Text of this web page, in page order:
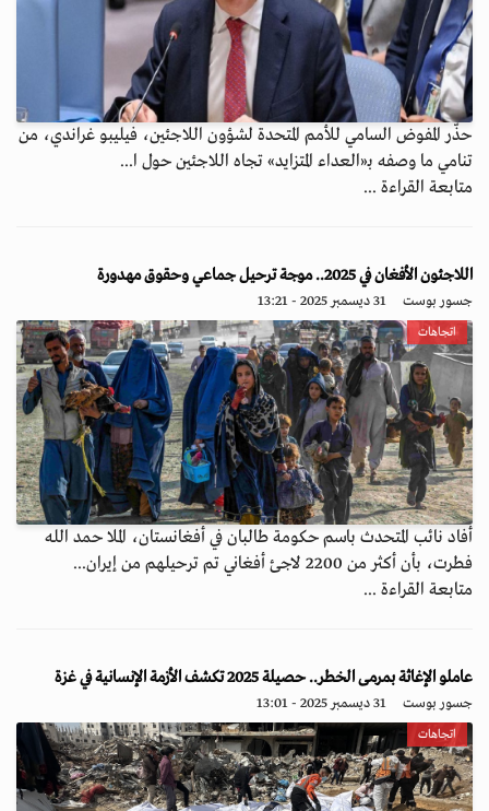
حذّر المفوض السامي للأمم المتحدة لشؤون اللاجئين، فيليبو غراندي، من
تنامي ما وصفه بـ«العداء المتزايد» تجاه اللاجئين حول ا...
متابعة القراءة ...
اللاجئون الأفغان في 2025.. موجة ترحيل جماعي وحقوق مهدورة
جسور بوست 31 ديسمبر 2025 - 13:21
اتجاهات
أفاد نائب المتحدث باسم حكومة طالبان في أفغانستان، الملا حمد الله
فطرت، بأن أكثر من 2200 لاجئ أفغاني تم ترحيلهم من إيران...
متابعة القراءة ...
عاملو الإغاثة بمرمى الخطر.. حصيلة 2025 تكشف الأزمة الإنسانية في غزة
جسور بوست 31 ديسمبر 2025 - 13:01
اتجاهات